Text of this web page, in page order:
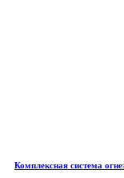
Комплексная система